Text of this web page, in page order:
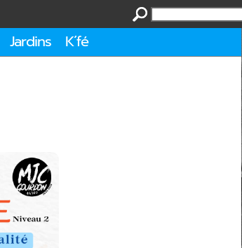
Jardins K´fé